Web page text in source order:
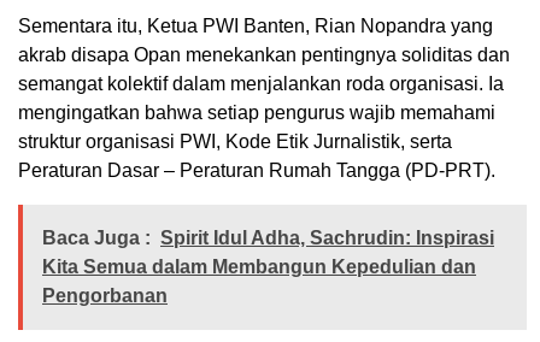
Sementara itu, Ketua PWI Banten, Rian Nopandra yang
akrab disapa Opan menekankan pentingnya soliditas dan
semangat kolektif dalam menjalankan roda organisasi. Ia
mengingatkan bahwa setiap pengurus wajib memahami
struktur organisasi PWI, Kode Etik Jurnalistik, serta
Peraturan Dasar – Peraturan Rumah Tangga (PD-PRT).
Baca Juga : Spirit Idul Adha, Sachrudin: Inspirasi
Kita Semua dalam Membangun Kepedulian dan
Pengorbanan